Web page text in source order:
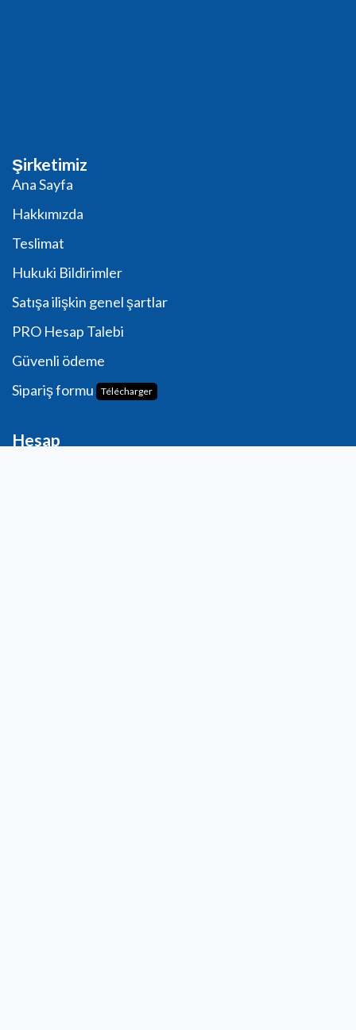
Şirketimiz
Ana Sayfa
Hakkımızda
Teslimat
Hukuki Bildirimler
Satışa ilişkin genel şartlar
PRO Hesap Talebi
Güvenli ödeme
Sipariş formu
Télécharger
Hesap